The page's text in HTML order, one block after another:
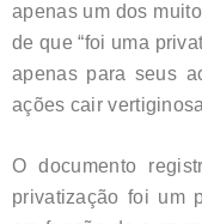
apenas um dos
de que “foi uma
apenas para seus
ações cair
O documento
privatização foi um